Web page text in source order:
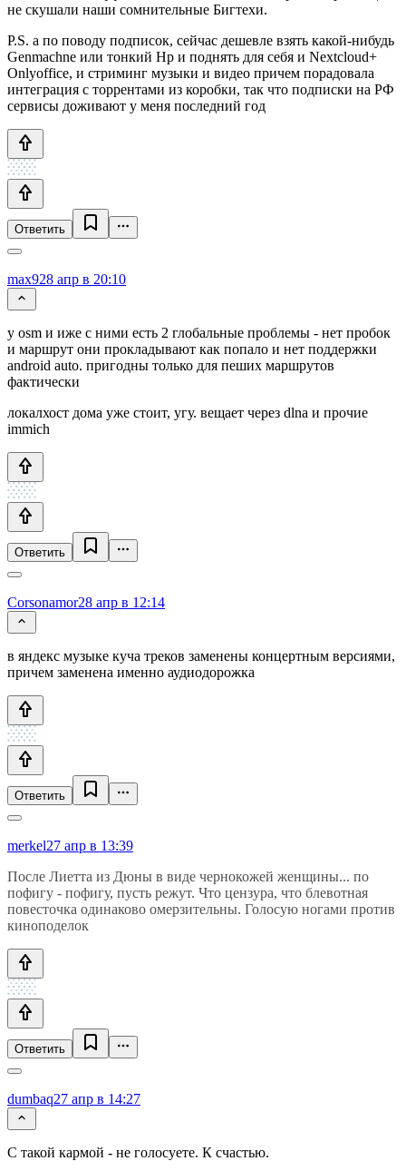
не скушали наши сомнительные Бигтехи.
P.S. а по поводу подписок, сейчас дешевле взять какой-нибудь
Genmachne или тонкий Hp и поднять для себя и Nextcloud+
Onlyoffice, и стриминг музыки и видео причем порадовала
интеграция с торрентами из коробки, так что подписки на РФ
сервисы доживают у меня последний год
Ответить
max928 апр в 20:10
у osm и иже с ними есть 2 глобальные проблемы - нет пробок
и маршрут они прокладывают как попало и нет поддержки
android auto. пригодны только для пеших маршрутов
фактически
локалхост дома уже стоит, угу. вещает через dlna и прочие
immich
Ответить
Corsonamor28 апр в 12:14
в яндекс музыке куча треков заменены концертным версиями,
причем заменена именно аудиодорожка
Ответить
merkel27 апр в 13:39
После Лиетта из Дюны в виде чернокожей женщины... по
пофигу - пофигу, пусть режут. Что цензура, что блевотная
повесточка одинаково омерзительны. Голосую ногами против
киноподелок
Ответить
dumbaq27 апр в 14:27
С такой кармой - не голосуете. К счастью.